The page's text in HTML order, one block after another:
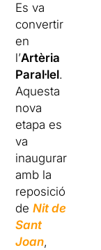
Es va
convertir
en
l’Artèria
Paral·lel.
Aquesta
nova
etapa es
va
inaugurar
amb la
reposició
deNit de
Sant
Joan,